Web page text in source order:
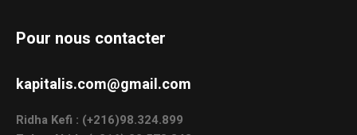
Pour nous contacter
kapitalis.com@gmail.com
Ridha Kefi : (+216)98.324.899